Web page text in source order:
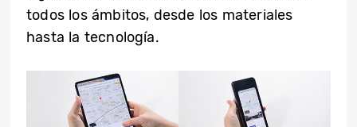
todos los ámbitos, desde los materiales
hasta la tecnología.